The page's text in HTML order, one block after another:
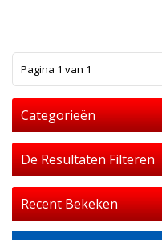
Pagina 1 van 1
Categorieën
De Resultaten Filteren
Recent Bekeken